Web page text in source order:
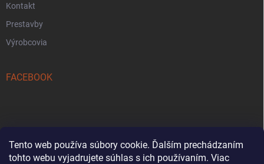
Tento web používa súbory cookie. Ďalším prechádzaním
tohto webu vyjadrujete súhlas s ich používaním. Viac
Kontakt
Prestavby
Výrobcovia
FACEBOOK
Reklamačný formulár